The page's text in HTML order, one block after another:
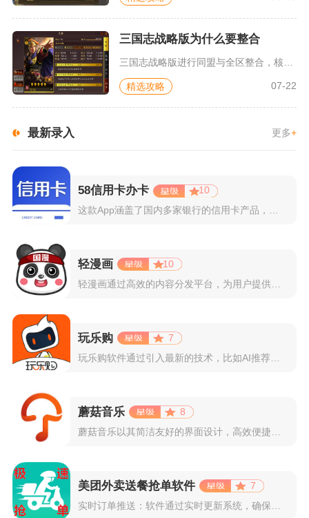
三国志战略版为什么要整合
三国志战略版进行同盟与全区整合，核心目的是聚拢分散战力、统一...
精选攻略 07-22
最新录入 更多+
58信用卡办卡
10
这款App涵盖了国内多家银行的信用卡产品，支持用户根据自己的...
轻漫画
10
轻漫画通过高效的内容分发平台，为用户提供高清、全彩的漫画阅读...
玩乐购
7
玩乐购软件通过引入最新的技术，比如AI推荐算法、AR试穿功能...
蘑菇音乐
8
美团外卖送餐抢单软件
7